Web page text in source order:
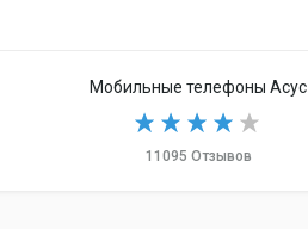
Мобильные телефоны Асус
11095 Отзывов